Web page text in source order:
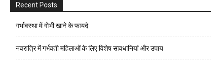
Recent Posts
गर्भावस्था में गोभी खाने के फायदे
नवरात्रि में गर्भवती महिलाओं के लिए विशेष सावधानियां और उपाय